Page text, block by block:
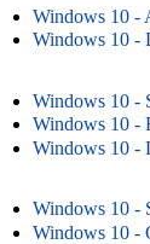
Windows 10 -
Windows 10 -
Windows 10 -
Windows 10 -
Windows 10 -
Windows 10 -
Windows 10 -